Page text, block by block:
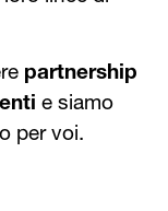
partnership
e siamo
per voi.